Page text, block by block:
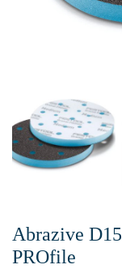
Abrazive
PROfile